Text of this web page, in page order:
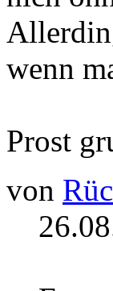
wenn
Prost
von